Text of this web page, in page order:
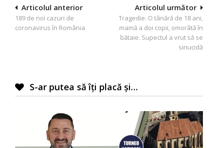
Navigare
în
Articolul următor
Tragedie. O tânără de 18 ani,
mamă a doi copii, omorâtă în
bătaie. Supectul a vrut să se
sinucidă
Articolul anterior
189 de noi cazuri de
coronavirus în România
S-ar putea să îți placă și…